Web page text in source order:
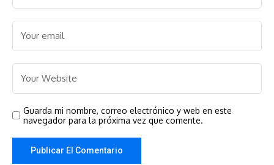
Guarda mi nombre, correo electrónico y web en este
navegador para la próxima vez que comente.